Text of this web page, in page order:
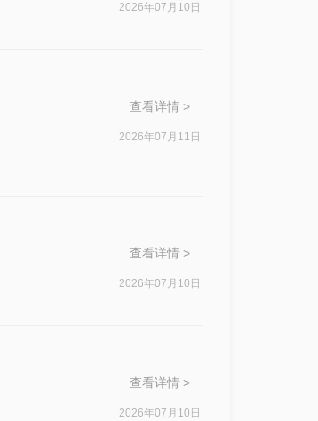
2026年07月10日
查看详情 >
2026年07月11日
查看详情 >
2026年07月10日
查看详情 >
2026年07月10日